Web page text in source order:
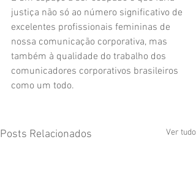
justiça não só ao número significativo de
excelentes profissionais femininas de
nossa comunicação corporativa, mas
também à qualidade do trabalho dos
comunicadores corporativos brasileiros
como um todo.
Posts Relacionados Ver tudo